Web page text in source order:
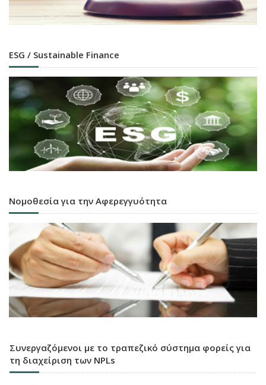
ESG / Sustainable Finance
Νομοθεσία για την Αφερεγγυότητα
Συνεργαζόμενοι με το τραπεζικό σύστημα φορείς για
τη διαχείριση των NPLs